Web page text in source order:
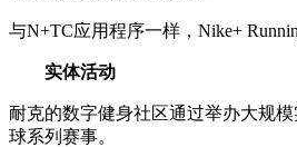
与N+TC应用程序一样，Nike+
实体活动
耐克的数字健身社区通过举办大规
球系列赛事。